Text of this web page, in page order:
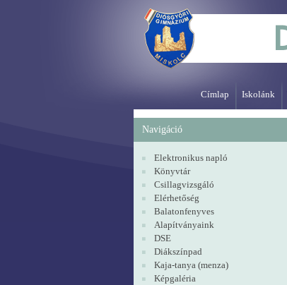
Címlap Iskolánk
Navigáció
Elektronikus napló
Könyvtár
Csillagvizsgáló
Elérhetőség
Balatonfenyves
Alapítványaink
DSE
Diákszínpad
Kaja-tanya (menza)
Képgaléria